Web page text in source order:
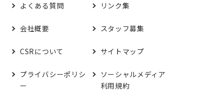
よくある質問 リンク集
会社概要 スタッフ募集
CSRについて サイトマップ
プライバシーポリシ
ー
ソーシャルメディア
利用規約